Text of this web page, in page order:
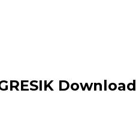
Download